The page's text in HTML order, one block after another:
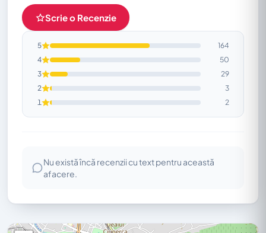
Scrie o Recenzie
5
164
4
50
3
29
2
3
1
2
Nu există încă recenzii cu text pentru această
afacere.